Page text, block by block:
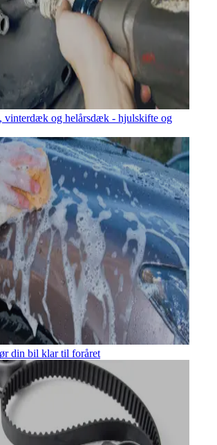
vinterdæk og helårsdæk - hjulskifte og
din bil klar til foråret